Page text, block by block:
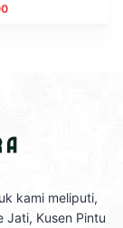
kami meliputi,
Jati, Kusen Pintu